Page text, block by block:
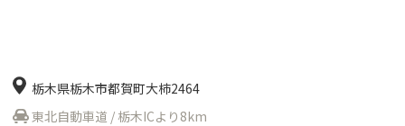
栃木県栃木市都賀町大柿2464
東北自動車道 / 栃木ICより8km